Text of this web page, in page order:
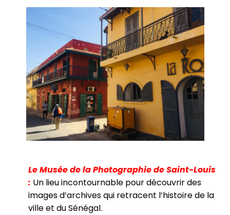
Le Musée de la Photographie de Saint-Louis
: Un lieu incontournable pour découvrir des
images d’archives qui retracent l’histoire de la
ville et du Sénégal.